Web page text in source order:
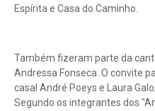
Espírita e Casa do Caminho.
Também fizeram parte da
Andressa Fonseca. O convite
casal André Poeys e Laura
Segundo os integrantes dos